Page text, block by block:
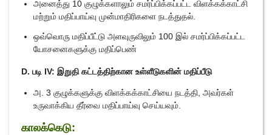
அனைத்து 10 குழுக்களாலும் சமர்ப்பிக்கப்பட்ட விளக்கக்காட்சி
மற்றும் மதிப்பாய்வு முன்மாதிரிகளை நடத்துதல்.
ஒவ்வொரு மதிப்பீட்டு அளவுருவிலும் 100 இல் சமர்ப்பிக்கப்பட்ட
யோசனைகளுக்கு மதிப்பெண்
D. படி IV: இறுதி கட்டத்திற்கான உள்ளீடுகளின் மதிப்பீடு
அ. 3 குழுக்களுக்கு விளக்கக்காட்சியை நடத்தி, அவர்கள்
உருவாக்கிய தீர்வை மதிப்பாய்வு செய்யவும்.
காலக்கெடு: